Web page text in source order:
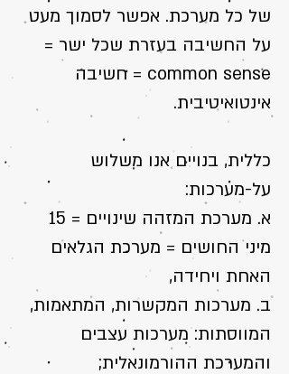
של כל מערכת. אפשר לסמוך מעט
על החשיבה בעזרת שכל ישר =
common sense = חשיבה
אינטואיטיבית.
כללית, בנויים אנו משלוש
על-מערכות:
א. מﬠרכת המזהה שינויים = 15
מיני החושים = מערכת הגלאים
האחת ויחידה,
ב. מﬠרכות המקשרות, המתאמות,
המווסתות: מערכות עצבים
והמערכת ההורמונאלית;